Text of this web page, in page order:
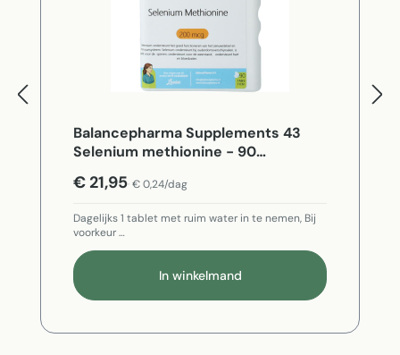
Balancepharma Supplements 43
Selenium methionine - 90
€ 21,95 € 0,24/dag
Dagelijks 1 tablet met ruim water in te nemen, Bij
voorkeur …
In winkelmand